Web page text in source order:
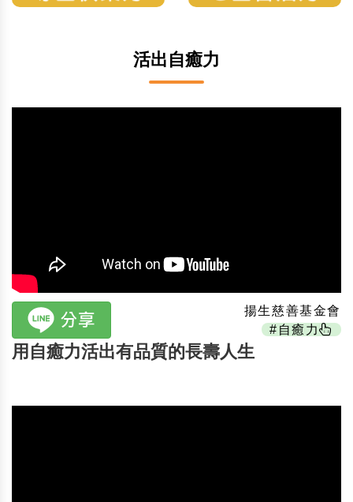
活出自癒力
揚生慈善基金會
#自癒力
用自癒力活出有品質的長壽人生